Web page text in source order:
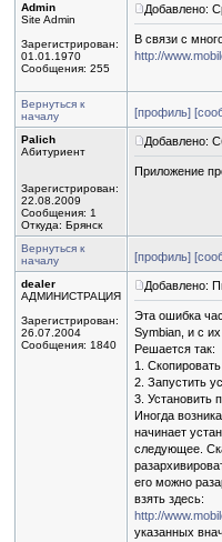
Admin
Site Admin
Зарегистрирован:
01.01.1970
Сообщения: 255
Добавлено:
В связи с
http://
Вернуться к
началу
[профиль]
Palich
Абитуриент
Зарегистрирован:
22.08.2009
Сообщения: 1
Откуда: Брянск
Добавлено:
Приложение
Вернуться к
началу
[профиль]
dealer
АДМИНИСТРАЦИЯ
Зарегистрирован:
26.07.2004
Сообщения: 1840
Добавлено:
Эта ошибка
Symbian, и с
Решается так:
1.
2. Запустить
3. Установить
Иногда
начинает
следующее.
его можно
взять здесь:
http://
указанных